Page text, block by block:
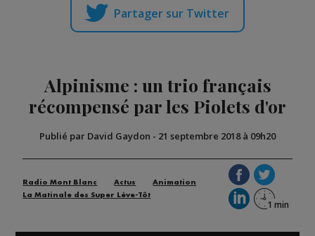
Partager sur Twitter
Alpinisme : un trio français
récompensé par les Piolets d'or
Publié par David Gaydon - 21 septembre 2018 à 09h20
Radio Mont Blanc Actus
Animation
La Matinale des Super Lève-Tôt